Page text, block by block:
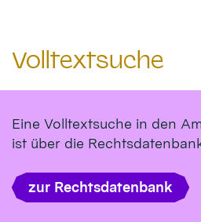
Volltextsuche
Eine Volltextsuche in den
ist über die
zur Rechtsdatenbank